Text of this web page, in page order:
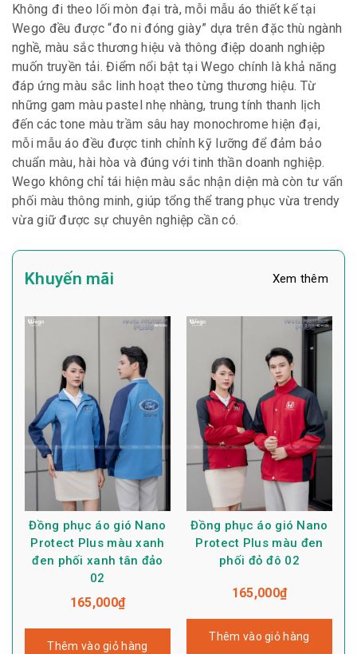
Không đi theo lối mòn đại trà, mỗi mẫu áo thiết kếtại
Wego đều được “đo ni đóng giày” dựa trên đặc thù ngành
nghề, màu sắc thương hiệu và thông điệp doanh nghiệp
muốn truyền tải. Điểm nổi bật tại Wego chính là khả năng
đáp ứng màu sắc linh hoạt theo từng thương hiệu. Từ
những gam màu pastel nhẹ nhàng, trung tính thanh lịch
đến các tone màu trầm sâu hay monochrome hiện đại,
mỗi mẫu áo đều được tinh chỉnh kỹ lưỡng để đảm bảo
chuẩn màu, hài hòa và đúng với tinh thần doanh nghiệp.
Wego không chỉ tái hiện màu sắc nhận diện mà còn tư vấn
phối màu thông minh, giúp tổng thể trang phục vừa trendy
vừa giữ được sự chuyên nghiệp cần có.
Khuyến mãi Xem thêm
Đồng phục áo gió Nano
Protect Plus màu xanh
đen phối xanh tân đảo
02
165,000₫
Thêm vào giỏ hàng
Đồng phục áo gió Nano
Protect Plus màu đen
phối đỏ đô 02
165,000₫
Thêm vào giỏ hàng